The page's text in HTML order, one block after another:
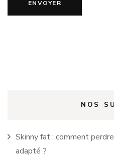
NOS
Skinny fat : comment
adapté ?